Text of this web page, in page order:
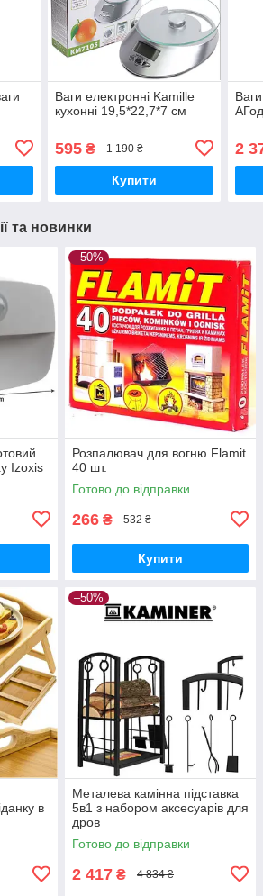
Ваги електронні Kamille
кухонні 19,5*22,7*7 см
595₴ 1 190 ₴
Купити
2
та новинки
Izoxis
–50%
Розпалювач для вогню Flamit
40 шт.
Готово до відправки
266 ₴ 532 ₴
Купити
в
–50%
Металева камінна підставка
5в1 з набором аксесуарів для
дров
Готово до відправки
2 417 ₴ 4 834 ₴